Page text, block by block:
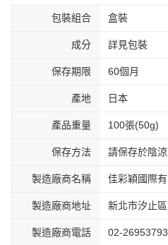
包裝組合 盒裝
成分 詳見包裝
保存期限 60個月
產地 日本
產品重量 100張(50g)
保存方法 請保存於陰
製造廠商名稱 佳彩穎國際
製造廠商地址 新北市汐止
製造廠商電話 02-26953793